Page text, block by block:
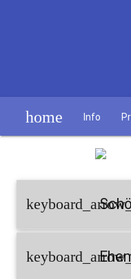
home Info